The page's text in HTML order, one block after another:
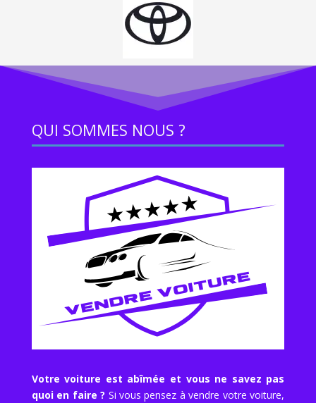
QUI SOMMES NOUS ?
Votre voiture est abîmée et vous ne savez pas
quoi en faire ? Si vous pensez à vendre votre voiture,